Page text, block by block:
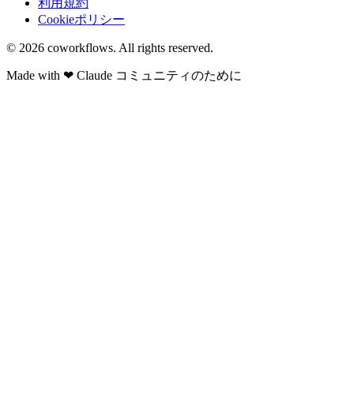
Cookieポリシー
© 2026 coworkflows. All rights reserved.
Made with ❤ Claude コミュニティのために